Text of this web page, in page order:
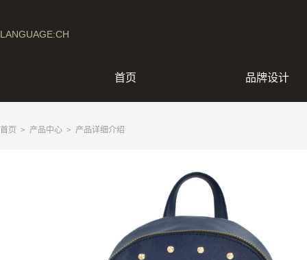
LANGUAGE:CH
首页 品牌设计
首页 > 产品中心 > 产品详细介绍